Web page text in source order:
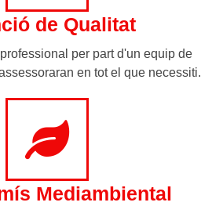
de Qualitat
per part d'un equip de
en tot el que necessiti.
Mediambiental